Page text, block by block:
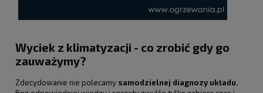
Wyciek z klimatyzacji - co zrobić gdy go
zauważymy?
Zdecydowanie nie polecamy samodzielnej diagnozy układu.